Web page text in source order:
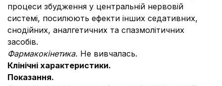
процеси збудження у центральній нервовій
системі, посилюють ефекти інших седативних,
снодійних, аналгетичних та спазмолітичних
засобів.
Фармакокінетика. Не вивчалась.
Клінічні характеристики.
Показання.